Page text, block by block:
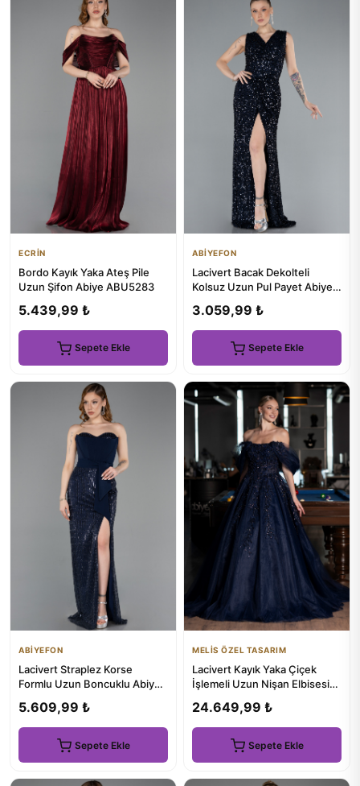
ECRİN
Bordo Kayık Yaka Ateş Pile
Uzun Şifon Abiye ABU5283
5.439,99 ₺
Sepete Ekle
ABİYEFON
Lacivert Bacak Dekolteli
Kolsuz Uzun Pul Payet Abiye
3.059,99 ₺
Sepete Ekle
ABİYEFON
Lacivert Straplez Korse
Formlu Uzun Boncuklu Abiye
5.609,99 ₺
Sepete Ekle
MELİS ÖZEL TASARIM
Lacivert Kayık Yaka Çiçek
İşlemeli Uzun Nişan Elbisesi
24.649,99 ₺
Sepete Ekle